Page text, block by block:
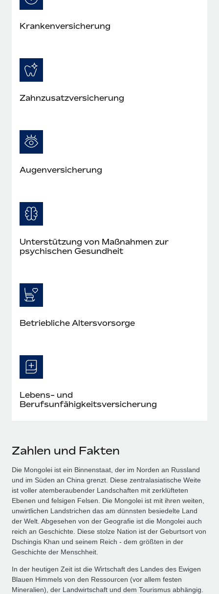
Mehr erfahren
Krankenversicherung
Zahnzusatzversicherung
Augenversicherung
Unterstützung von Maßnahmen zur
psychischen Gesundheit
Betriebliche Altersvorsorge
Lebens- und
Berufsunfähigkeitsversicherung
Zahlen und Fakten
Die Mongolei ist ein Binnenstaat, der im Norden an Russland
und im Süden an China grenzt. Diese zentralasiatische Weite
ist voller atemberaubender Landschaften mit zerklüfteten
Ebenen und felsigen Felsen. Die Mongolei ist mit ihren weiten,
unwirtlichen Landstrichen das am dünnsten besiedelte Land
der Welt. Abgesehen von der Geografie ist die Mongolei auch
reich an Geschichte. Diese stolze Nation ist der Geburtsort von
Dschingis Khan und seinem Reich - dem größten in der
Geschichte der Menschheit.
In der heutigen Zeit ist die Wirtschaft des Landes des Ewigen
Blauen Himmels von den Ressourcen (vor allem festen
Mineralien), der Landwirtschaft und dem Tourismus abhängig.